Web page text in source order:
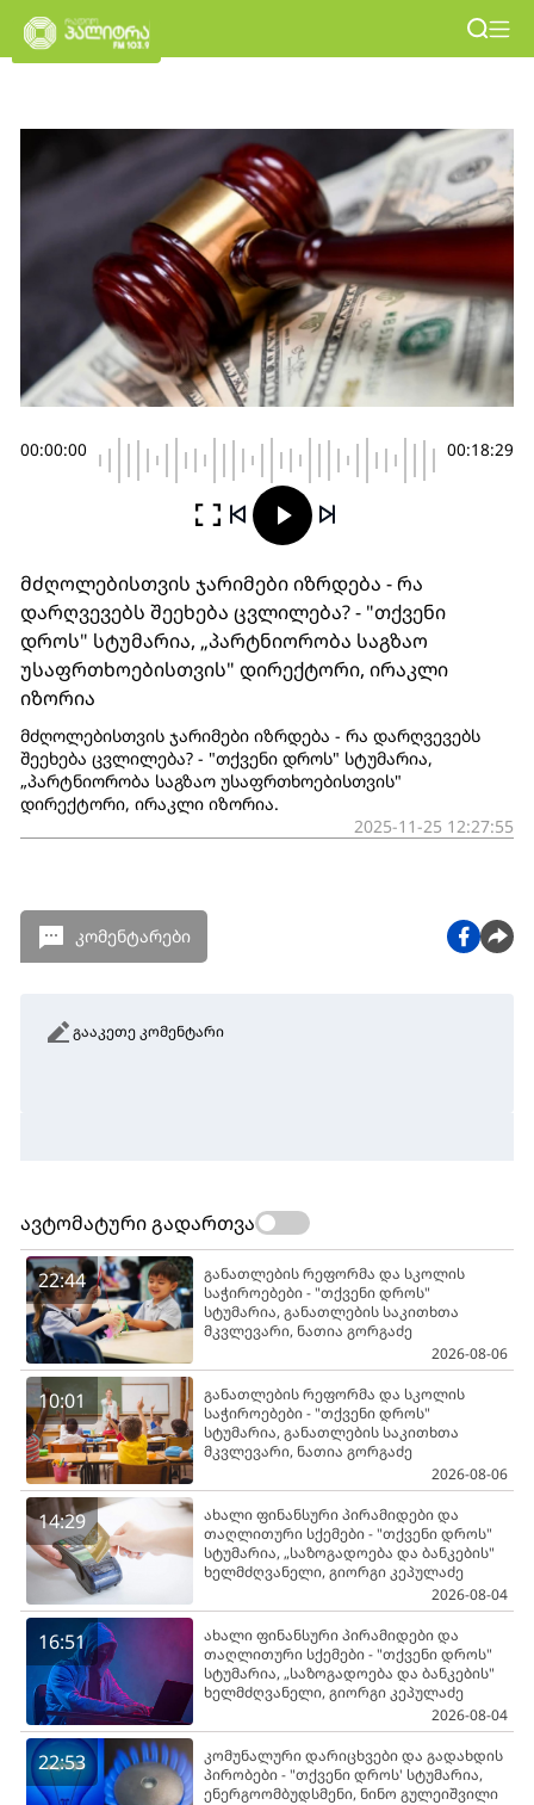
00:00:00 00:18:29
მძღოლებისთვის ჯარიმები იზრდება - რა
დარღვევებს შეეხება ცვლილება? - "თქვენი
დროს" სტუმარია, „პარტნიორობა საგზაო
უსაფრთხოებისთვის" დირექტორი, ირაკლი
იზორია
მძღოლებისთვის ჯარიმები იზრდება - რა დარღვევებს
შეეხება ცვლილება? - "თქვენი დროს" სტუმარია,
„პარტნიორობა საგზაო უსაფრთხოებისთვის"
დირექტორი, ირაკლი იზორია.
2025-11-25 12:27:55
კომენტარები
გააკეთე კომენტარი
ავტომატური გადართვა
22:44
განათლების რეფორმა და სკოლის
საჭიროებები - "თქვენი დროს"
სტუმარია, განათლების საკითხთა
მკვლევარი, ნათია გორგაძე
2026-08-06
10:01
განათლების რეფორმა და სკოლის
საჭიროებები - "თქვენი დროს"
სტუმარია, განათლების საკითხთა
მკვლევარი, ნათია გორგაძე
2026-08-06
14:29
ახალი ფინანსური პირამიდები და
თაღლითური სქემები - "თქვენი დროს"
სტუმარია, „საზოგადოება და ბანკების"
ხელმძღვანელი, გიორგი კეპულაძე
2026-08-04
16:51
ახალი ფინანსური პირამიდები და
თაღლითური სქემები - "თქვენი დროს"
სტუმარია, „საზოგადოება და ბანკების"
ხელმძღვანელი, გიორგი კეპულაძე
2026-08-04
22:53
კომუნალური დარიცხვები და გადახდის
პირობები - "თქვენი დროს' სტუმარია,
ენერგოომბუდსმენი, ნინო გულეიშვილი